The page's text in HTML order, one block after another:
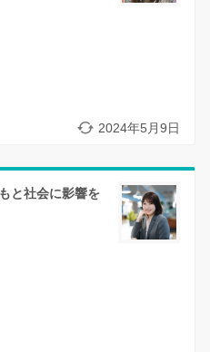
2024年5月9日
と社会に影響を